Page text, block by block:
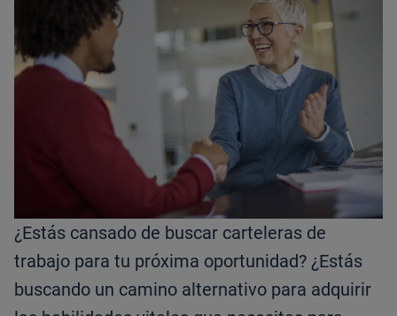
¿Estás cansado de buscar carteleras de
trabajo para tu próxima oportunidad? ¿Estás
buscando un camino alternativo para adquirir